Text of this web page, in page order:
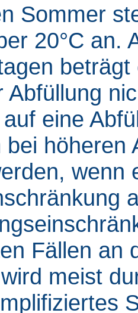
Sommer
20°C an.
Abfüllung
eine
höheren
wenn
Fällen an
meist